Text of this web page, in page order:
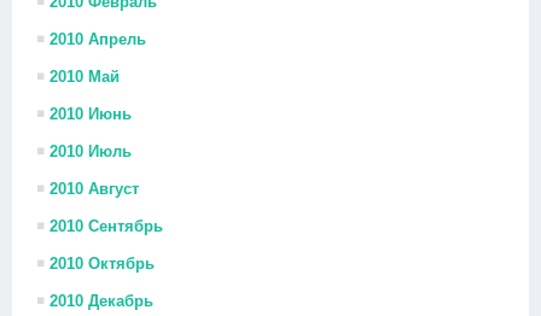
2010 Апрель
2010 Май
2010 Июнь
2010 Июль
2010 Август
2010 Сентябрь
2010 Октябрь
2010 Декабрь